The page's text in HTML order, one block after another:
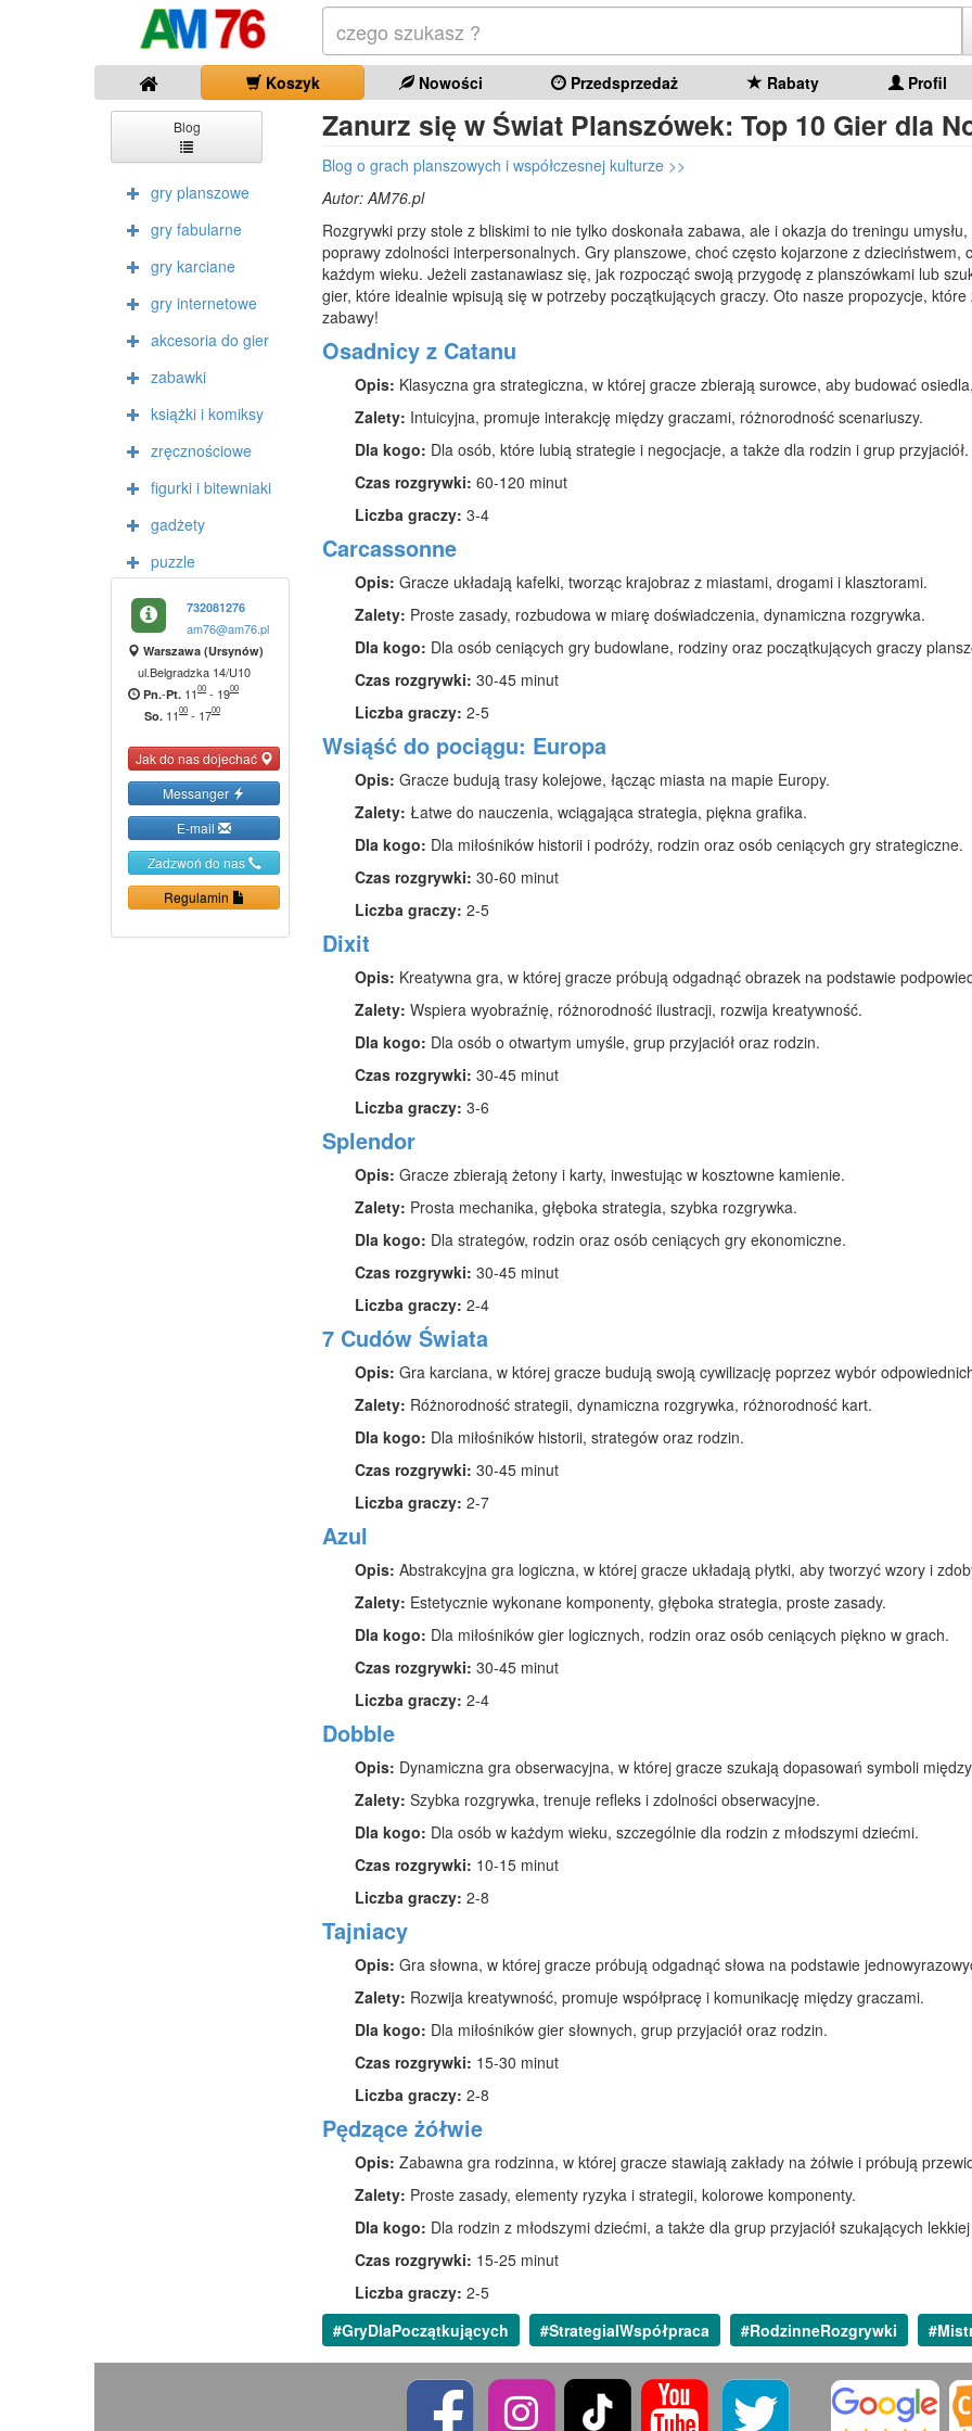
Koszyk Nowości Przedsprzedaż Rabaty Profil
Blog
gry planszowe
gry fabularne
gry karciane
gry internetowe
akcesoria do gier
zabawki
książki i komiksy
zręcznościowe
figurki i bitewniaki
gadżety
puzzle
732081276
am76@am76.pl
Warszawa (Ursynów)
ul.Belgradzka 14/U10
Pn.-Pt. 1100 - 1900
So. 1100 - 1700
Jak do nas dojechać
Messanger
E-mail
Zadzwoń do nas
Regulamin
Zanurz się w Świat Planszówek: Top 10 Gier dla
Blog o grach planszowych i współczesnej kulturze >>
Autor:AM76.pl
Rozgrywki przy stole z bliskimi to nie tylko doskonała zabawa, ale i okazja do treningu
poprawy zdolności interpersonalnych. Gry planszowe, choć często kojarzone z dzieciństwem,
każdym wieku. Jeżeli zastanawiasz się, jak rozpocząć swoją przygodę z planszówkami lub
gier, które idealnie wpisują się w potrzeby początkujących graczy. Oto nasze propozycje,
zabawy!
Osadnicy z Catanu
Opis: Klasyczna gra strategiczna, w której gracze zbierają surowce, aby budować
Zalety: Intuicyjna, promuje interakcję między graczami, różnorodność scenariuszy.
Dla kogo: Dla osób, które lubią strategie i negocjacje, a także dla rodzin i grup przyjaciół.
Czas rozgrywki: 60-120 minut
Liczba graczy: 3-4
Carcassonne
Opis: Gracze układają kafelki, tworząc krajobraz z miastami, drogami i klasztorami.
Zalety: Proste zasady, rozbudowa w miarę doświadczenia, dynamiczna rozgrywka.
Dla kogo: Dla osób ceniących gry budowlane, rodziny oraz początkujących graczy
Czas rozgrywki: 30-45 minut
Liczba graczy: 2-5
Wsiąść do pociągu: Europa
Opis: Gracze budują trasy kolejowe, łącząc miasta na mapie Europy.
Zalety: Łatwe do nauczenia, wciągająca strategia, piękna grafika.
Dla kogo: Dla miłośników historii i podróży, rodzin oraz osób ceniących gry strategiczne.
Czas rozgrywki: 30-60 minut
Liczba graczy: 2-5
Dixit
Opis: Kreatywna gra, w której gracze próbują odgadnąć obrazek na podstawie
Zalety: Wspiera wyobraźnię, różnorodność ilustracji, rozwija kreatywność.
Dla kogo: Dla osób o otwartym umyśle, grup przyjaciół oraz rodzin.
Czas rozgrywki: 30-45 minut
Liczba graczy: 3-6
Splendor
Opis: Gracze zbierają żetony i karty, inwestując w kosztowne kamienie.
Zalety: Prosta mechanika, głęboka strategia, szybka rozgrywka.
Dla kogo: Dla strategów, rodzin oraz osób ceniących gry ekonomiczne.
Czas rozgrywki: 30-45 minut
Liczba graczy: 2-4
7 Cudów Świata
Opis: Gra karciana, w której gracze budują swoją cywilizację poprzez wybór
Zalety: Różnorodność strategii, dynamiczna rozgrywka, różnorodność kart.
Dla kogo: Dla miłośników historii, strategów oraz rodzin.
Czas rozgrywki: 30-45 minut
Liczba graczy: 2-7
Azul
Opis: Abstrakcyjna gra logiczna, w której gracze układają płytki, aby tworzyć wzory i
Zalety: Estetycznie wykonane komponenty, głęboka strategia, proste zasady.
Dla kogo: Dla miłośników gier logicznych, rodzin oraz osób ceniących piękno w grach.
Czas rozgrywki: 30-45 minut
Liczba graczy: 2-4
Dobble
Opis: Dynamiczna gra obserwacyjna, w której gracze szukają dopasowań symboli
Zalety: Szybka rozgrywka, trenuje refleks i zdolności obserwacyjne.
Dla kogo: Dla osób w każdym wieku, szczególnie dla rodzin z młodszymi dziećmi.
Czas rozgrywki: 10-15 minut
Liczba graczy: 2-8
Tajniacy
Opis: Gra słowna, w której gracze próbują odgadnąć słowa na podstawie
Zalety: Rozwija kreatywność, promuje współpracę i komunikację między graczami.
Dla kogo: Dla miłośników gier słownych, grup przyjaciół oraz rodzin.
Czas rozgrywki: 15-30 minut
Liczba graczy: 2-8
Pędzące żółwie
Opis: Zabawna gra rodzinna, w której gracze stawiają zakłady na żółwie i próbują
Zalety: Proste zasady, elementy ryzyka i strategii, kolorowe komponenty.
Dla kogo: Dla rodzin z młodszymi dziećmi, a także dla grup przyjaciół szukających
Czas rozgrywki: 15-25 minut
Liczba graczy: 2-5
#GryDlaPoczątkujących
#StrategiaIWspółpraca #RodzinneRozgrywki